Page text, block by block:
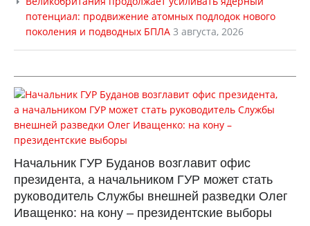
потенциал: продвижение атомных подлодок нового
поколения и подводных БПЛА 3 августа, 2026
Начальник ГУР Буданов возглавит офис
президента, а начальником ГУР может стать
руководитель Службы внешней разведки Олег
Иващенко: на кону – президентские выборы